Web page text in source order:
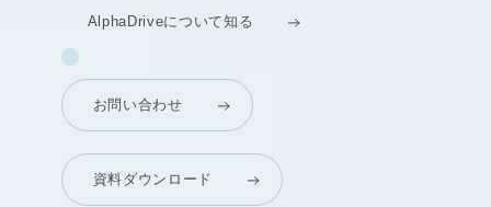
AlphaDriveについて知る
お問い合わせ
資料ダウンロード